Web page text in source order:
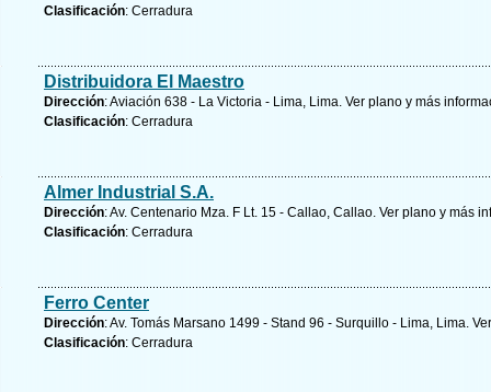
Clasificación: Cerradura
Distribuidora El Maestro
Dirección: Aviación 638 - La Victoria - Lima, Lima. Ver plano y más
Clasificación: Cerradura
Almer Industrial S.A.
Dirección: Av. Centenario Mza. F Lt. 15 - Callao, Callao. Ver plano y más
Clasificación: Cerradura
Ferro Center
Dirección: Av. Tomás Marsano 1499 - Stand 96 - Surquillo - Lima, Lima.
Clasificación: Cerradura